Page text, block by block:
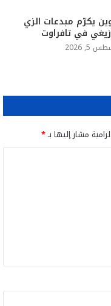
يكرّم مبدعات الزي
في تافراوت
5, 2026
مشار إليها بـ*